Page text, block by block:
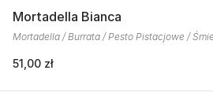
Mortadella Bianca
Mortadella / Burrata / Pesto Pistacjowe /
51,00 zł